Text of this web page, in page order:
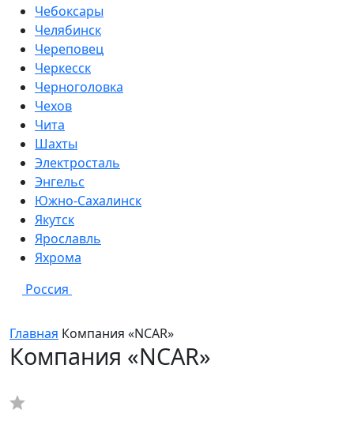
Чебоксары
Челябинск
Череповец
Черкесск
Черноголовка
Чехов
Чита
Шахты
Электросталь
Энгельс
Южно-Сахалинск
Якутск
Ярославль
Яхрома
Россия
Главная Компания «NCAR»
Компания «NCAR»